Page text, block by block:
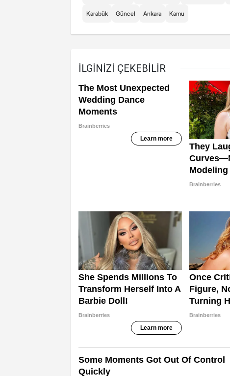
Karabük Güncel Ankara Kamu